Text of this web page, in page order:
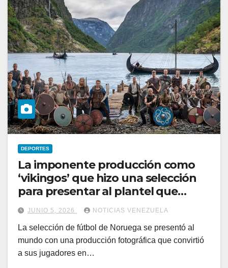
DEPORTES
La imponente producción como
‘vikingos’ que hizo una selección
para presentar al plantel que
viajará al Mundial
JUNIO 5, 2026 NOTICIAS VENEZUELA
La selección de fútbol de Noruega se presentó al
mundo con una producción fotográfica que convirtió
a sus jugadores en…